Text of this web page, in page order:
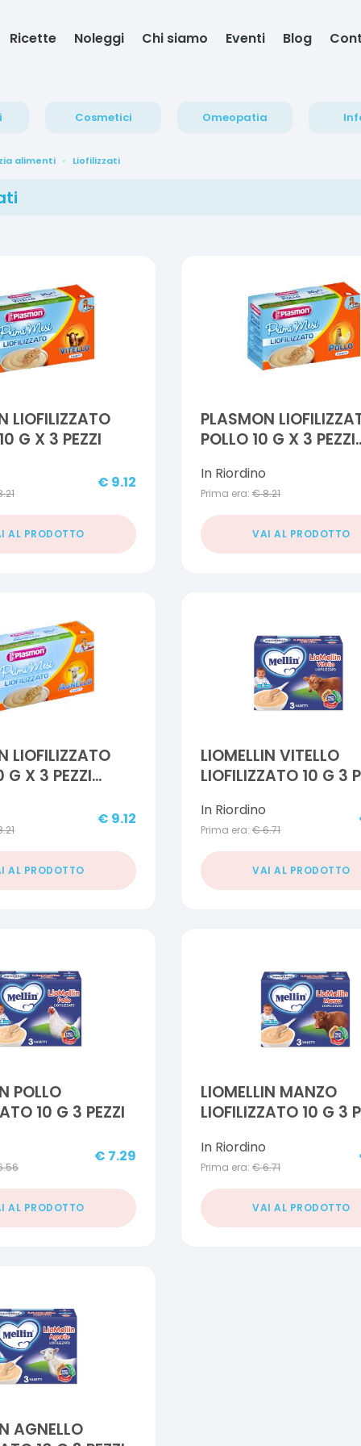
Ricette Noleggi Chi siamo Eventi Blog
Cosmetici Omeopatia
alimenti Liofilizzati
LIOFILIZZATO
G X 3 PEZZI
€ 9.12
AL PRODOTTO
PLASMON
POLLO 10 G X 3 PEZZI
In Riordino
Prima era: €8.21
VAI AL PRODOTTO
LIOFILIZZATO
G X 3 PEZZI
€ 9.12
AL PRODOTTO
LIOMELLIN VITELLO
LIOFILIZZATO 10 G 3
In Riordino
Prima era: €6.71
VAI AL PRODOTTO
POLLO
10 G 3 PEZZI
€ 7.29
AL PRODOTTO
LIOMELLIN MANZO
LIOFILIZZATO 10 G 3
In Riordino
Prima era: €6.71
VAI AL PRODOTTO
AGNELLO